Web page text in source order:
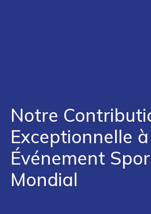
Notre
Exceptionnelle
Événement
Mondial